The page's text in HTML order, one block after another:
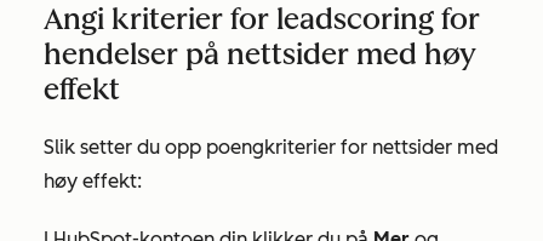
Angi kriterier for leadscoring for
hendelser på nettsider med høy
effekt
Slik setter du opp poengkriterier for nettsider med
høy effekt: